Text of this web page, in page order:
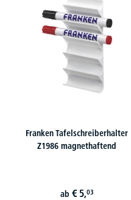
Franken Tafelschreiberhalter
Z1986 magnethaftend
ab € 5,03